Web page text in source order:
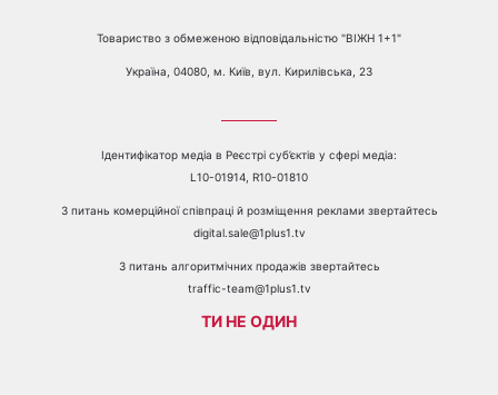
КАТАЛОГ ПРОГРАМ
КАР’ЄРА
ВЕДУЧІ